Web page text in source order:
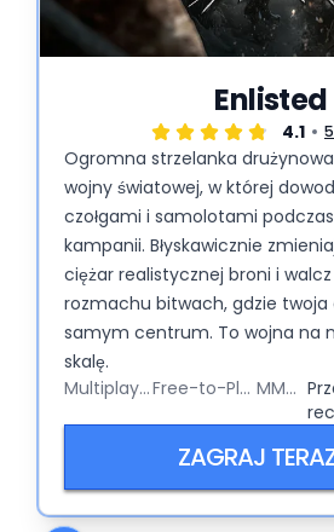
Enlisted
4.1
Ogromna strzelanka
wojny światowej, w której
czołgami i samolotami
kampanii. Błyskawicznie
ciężar realistycznej broni i walcz
rozmachu bitwach, gdzie twoja
samym centrum. To wojna na
skalę.
Multiplayer
Free-to-Play MMO
ZAGRAJ